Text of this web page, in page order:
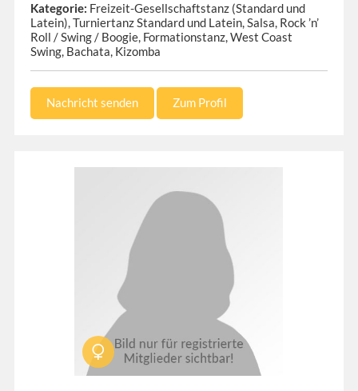
Kategorie: Freizeit-Gesellschaftstanz (Standard und
Latein), Turniertanz Standard und Latein, Salsa, Rock ’n’
Roll / Swing / Boogie, Formationstanz, West Coast
Swing, Bachata, Kizomba
Nachricht senden Zum Profil